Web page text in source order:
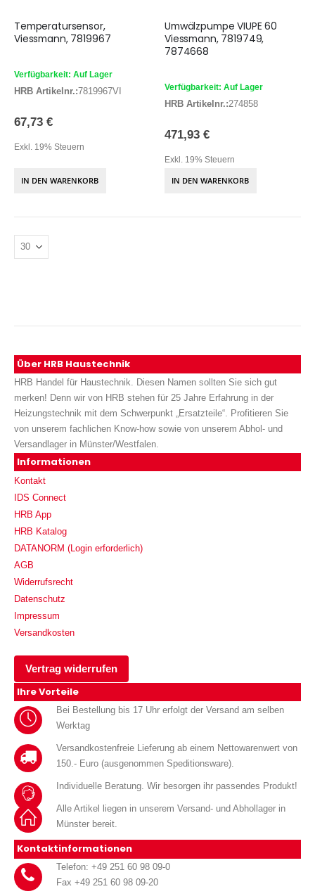
Temperatursensor,
Viessmann, 7819967
Verfügbarkeit: Auf Lager
HRB Artikelnr.:7819967VI
67,73 €
Exkl. 19% Steuern
IN DEN WARENKORB
Umwälzpumpe VIUPE 60
Viessmann, 7819749,
7874668
Verfügbarkeit: Auf Lager
HRB Artikelnr.:274858
471,93 €
Exkl. 19% Steuern
IN DEN WARENKORB
Über HRB Haustechnik
HRB Handel für Haustechnik. Diesen Namen sollten Sie sich gut
merken! Denn wir von HRB stehen für 25 Jahre Erfahrung in der
Heizungstechnik mit dem Schwerpunkt „Ersatzteile“. Profitieren Sie
von unserem fachlichen Know-how sowie von unserem Abhol- und
Versandlager in Münster/Westfalen.
Informationen
Kontakt
IDS Connect
HRB App
HRB Katalog
DATANORM (Login erforderlich)
AGB
Widerrufsrecht
Datenschutz
Impressum
Versandkosten
Vertrag widerrufen
Ihre Vorteile
Bei Bestellung bis 17 Uhr erfolgt der Versand am selben
Werktag
Versandkostenfreie Lieferung ab einem Nettowarenwert von
150.- Euro (ausgenommen Speditionsware).
Individuelle Beratung. Wir besorgen ihr passendes Produkt!
Alle Artikel liegen in unserem Versand- und Abhollager in
Münster bereit.
Kontaktinformationen
Telefon: +49 251 60 98 09-0
Fax +49 251 60 98 09-20